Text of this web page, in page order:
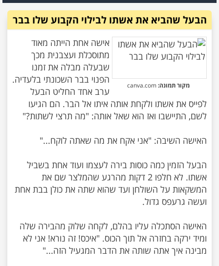
הבעל שהביא את אשתו לבילוי הקבוע שלו בבר
מקור תמונה:canva.com
אישה אחת הייתה מאוד
מתוסכלת ועצבנית מכך
שבעלה מבלה את זמנו
הפנוי בבר השכונתי בלעדיה.
ערב אחד החליט הבעל
לפייס את אשתו ולקחת אותה איתו אל הבר. הם הגיעו
הבעל הזמין כמה כוסות בירה לעצמו ועוד אחת בשביל
אשתו. לא חלפו 2 דקות מהרגע שהמלצר שם את
המשקאות על השולחן ועד שהוא שתה את כולן בבת אחת
האישה הסתכלה עליו בהלם, לקחה שלוק מהבירה שלה
ומיד ירקה בחזרה אל תוך הכוס. "איכס! זה נורא! אני לא